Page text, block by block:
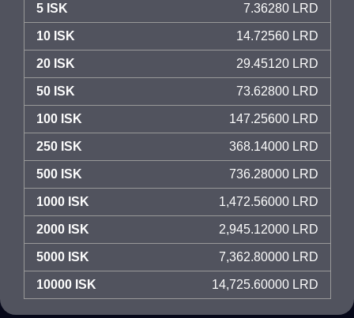
5 ISK 7.36280 LRD
10 ISK 14.72560 LRD
20 ISK 29.45120 LRD
50 ISK 73.62800 LRD
100 ISK 147.25600 LRD
250 ISK 368.14000 LRD
500 ISK 736.28000 LRD
1000 ISK 1,472.56000 LRD
2000 ISK 2,945.12000 LRD
5000 ISK 7,362.80000 LRD
10000 ISK 14,725.60000 LRD